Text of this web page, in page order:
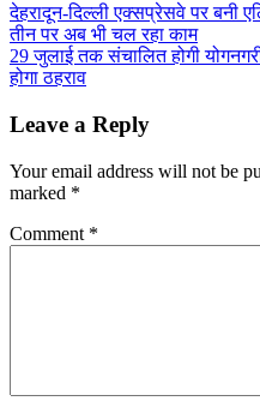
Post
navigation
देहरादून-दिल्ली एक्सप्रेसवे पर बनी
तीन पर अब भी चल रहा काम
29 जुलाई तक संचालित होगी
होगा ठहराव
Leave a Reply
Your email address will not be
marked *
Comment *